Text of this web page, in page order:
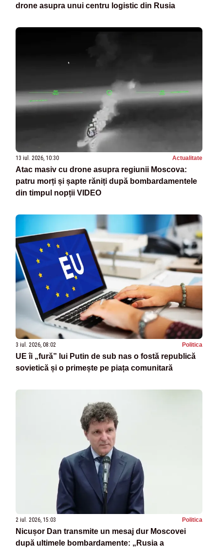
drone asupra unui centru logistic din Rusia
13 iul. 2026, 10:30 Actualitate
Atac masiv cu drone asupra regiunii Moscova:
patru morți și șapte răniți după bombardamentele
din timpul nopții VIDEO
3 iul. 2026, 08:02 Politica
UE îi „fură” lui Putin de sub nas o fostă republică
sovietică și o primește pe piața comunitară
2 iul. 2026, 15:03 Politica
Nicușor Dan transmite un mesaj dur Moscovei
după ultimele bombardamente: „Rusia a